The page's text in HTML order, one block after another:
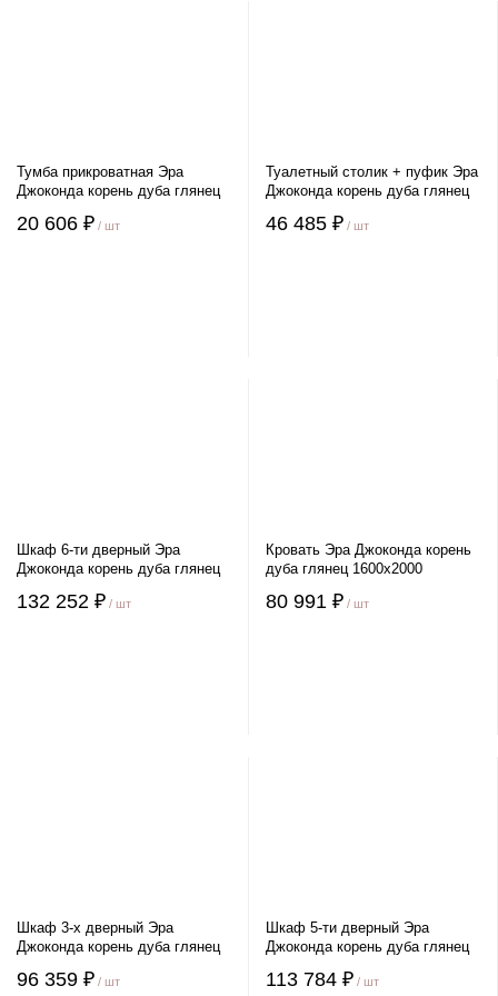
Тумба прикроватная Эра
Джоконда корень дуба глянец
20 606 ₽ / шт
Туалетный столик + пуфик Эра
Джоконда корень дуба глянец
46 485 ₽ / шт
Шкаф 6-ти дверный Эра
Джоконда корень дуба глянец
132 252 ₽ / шт
Кровать Эра Джоконда корень
дуба глянец 1600х2000
80 991 ₽ / шт
Шкаф 3-х дверный Эра
Джоконда корень дуба глянец
96 359 ₽ / шт
Шкаф 5-ти дверный Эра
Джоконда корень дуба глянец
113 784 ₽ / шт